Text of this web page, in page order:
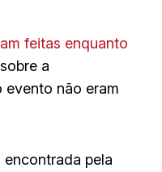
feitas enquanto
a
evento não eram
encontrada pela